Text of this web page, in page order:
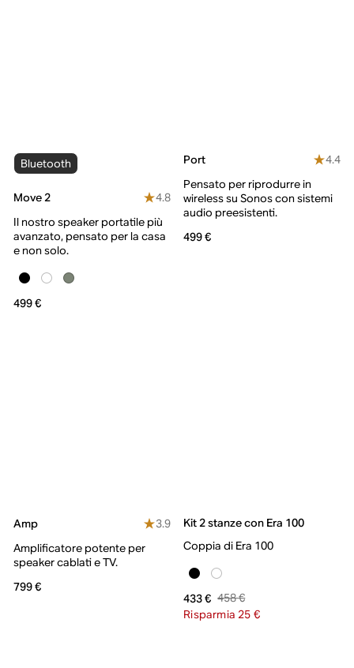
Bluetooth
Move 2
4.8
Il nostro speaker portatile più
avanzato, pensato per la casa
e non solo.
499 €
Port
4.4
Pensato per riprodurre in
wireless su Sonos con sistemi
audio preesistenti.
499 €
Amp
3.9
Amplificatore potente per
speaker cablati e TV.
799 €
Kit 2 stanze con Era 100
Coppia di Era 100
433 € 458 €
Risparmia 25 €